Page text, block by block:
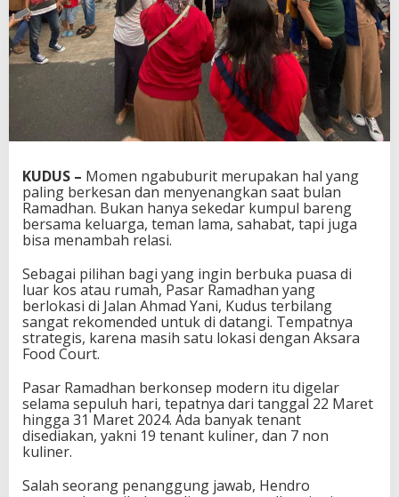
KUDUS – Momen ngabuburit merupakan hal yang
paling berkesan dan menyenangkan saat bulan
Ramadhan. Bukan hanya sekedar kumpul bareng
bersama keluarga, teman lama, sahabat, tapi juga
bisa menambah relasi.
Sebagai pilihan bagi yang ingin berbuka puasa di
luar kos atau rumah, Pasar Ramadhan yang
berlokasi di Jalan Ahmad Yani, Kudus terbilang
sangat rekomended untuk di datangi. Tempatnya
strategis, karena masih satu lokasi dengan Aksara
Food Court.
Pasar Ramadhan berkonsep modern itu digelar
selama sepuluh hari, tepatnya dari tanggal 22 Maret
hingga 31 Maret 2024. Ada banyak tenant
disediakan, yakni 19 tenant kuliner, dan 7 non
kuliner.
Salah seorang penanggung jawab, Hendro